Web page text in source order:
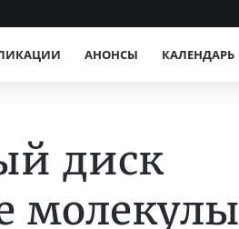
АНОНСЫ КАЛЕНДАРЬ
диск
молекулы